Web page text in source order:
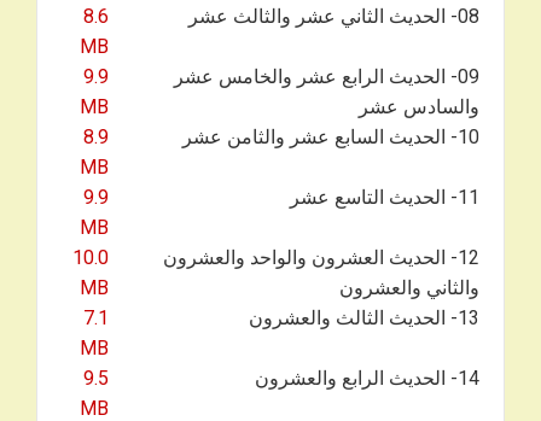
08- الحديث الثاني عشر والثالث عشر
8.6
MB
09- الحديث الرابع عشر والخامس عشر
والسادس عشر
9.9
MB
10- الحديث السابع عشر والثامن عشر
8.9
MB
11- الحديث التاسع عشر
9.9
MB
12- الحديث العشرون والواحد والعشرون
والثاني والعشرون
10.0
MB
13- الحديث الثالث والعشرون
7.1
MB
14- الحديث الرابع والعشرون
9.5
MB